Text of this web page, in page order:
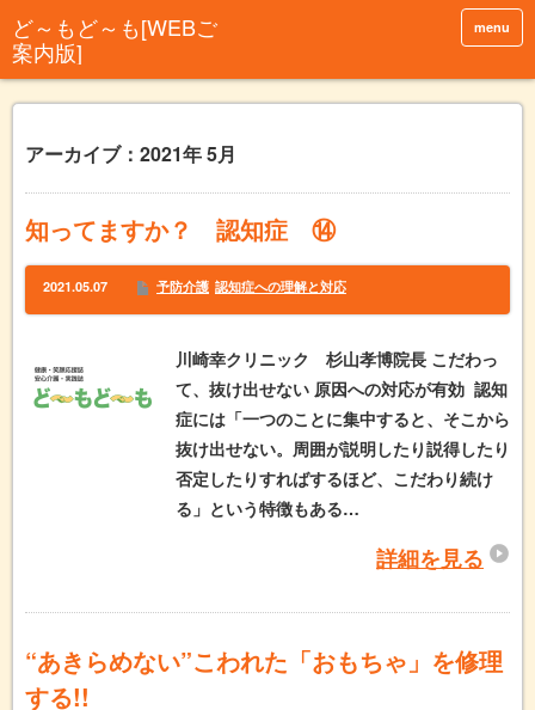
menu
アーカイブ：2021年 5月
知ってますか？ 認知症 ⑭
2021.05.07 予防介護 認知症への理解と対応
川崎幸クリニック 杉山孝博院長 こだわっ
て、抜け出せない 原因への対応が有効 認知
症には「一つのことに集中すると、そこから
抜け出せない。周囲が説明したり説得したり
否定したりすればするほど、こだわり続け
る」という特徴もある…
詳細を見る
“あきらめない”こわれた「おもちゃ」を修理
する!!